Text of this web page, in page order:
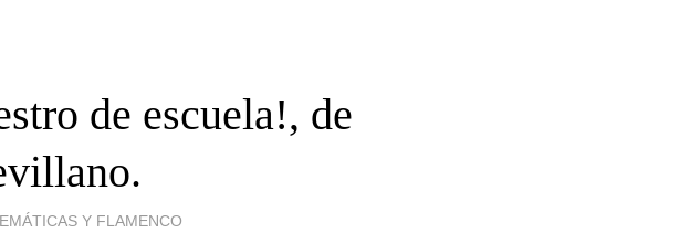
de escuela!, de
Y FLAMENCO